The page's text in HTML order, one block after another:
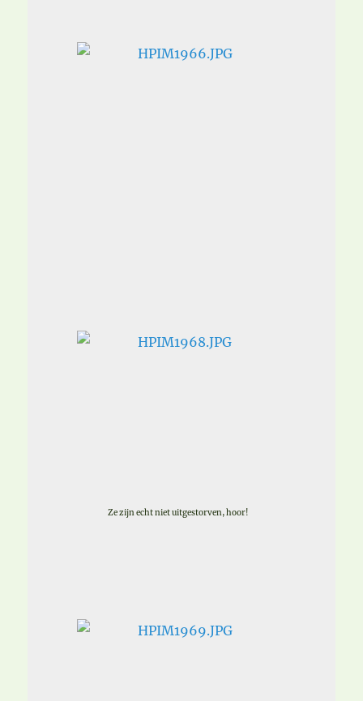
Ze zijn echt niet uitgestorven, hoor!